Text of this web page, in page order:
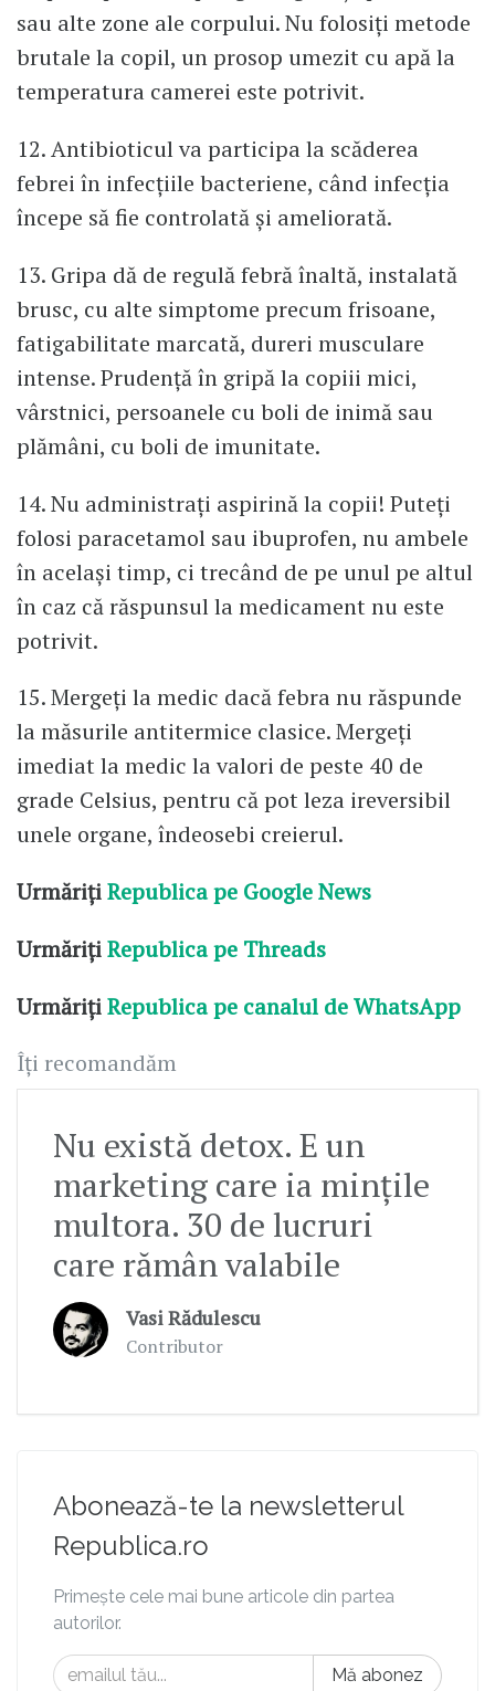
sau alte zone ale corpului. Nu folosiți metode
brutale la copil, un prosop umezit cu apă la
temperatura camerei este potrivit.
12. Antibioticul va participa la scăderea
febrei în infecțiile bacteriene, când infecția
începe să fie controlată și ameliorată.
13. Gripa dă de regulă febră înaltă, instalată
brusc, cu alte simptome precum frisoane,
fatigabilitate marcată, dureri musculare
intense. Prudență în gripă la copiii mici,
vârstnici, persoanele cu boli de inimă sau
plămâni, cu boli de imunitate.
14. Nu administrați aspirină la copii! Puteți
folosi paracetamol sau ibuprofen, nu ambele
în același timp, ci trecând de pe unul pe altul
în caz că răspunsul la medicament nu este
potrivit.
15. Mergeți la medic dacă febra nu răspunde
la măsurile antitermice clasice. Mergeți
imediat la medic la valori de peste 40 de
grade Celsius, pentru că pot leza ireversibil
unele organe, îndeosebi creierul.
UrmărițiRepublica pe Google News
UrmărițiRepublica pe Threads
UrmărițiRepublica pe canalul de WhatsApp
Îți recomandăm
Nu există detox. E un
marketing care ia mințile
multora. 30 de lucruri
care rămân valabile
Vasi Rădulescu
Contributor
Abonează-te la newsletterul
Republica.ro
Primește cele mai bune articole din partea
autorilor.
Mă abonez